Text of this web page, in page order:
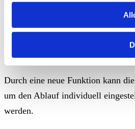
Durch eine neue Funktion kann
um den Ablauf individuell
werden.